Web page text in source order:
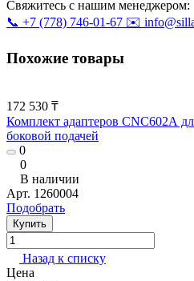
Свяжитесь с нашим менеджером:
📞 +7 (778) 746-01-67 ✉️
Похожие товары
172 530 ₸
Комплект адаптеров CNC602А
боковой подачей
0
0
В наличии
Арт. 1260004
Подобрать
Купить
Назад к списку
Цена